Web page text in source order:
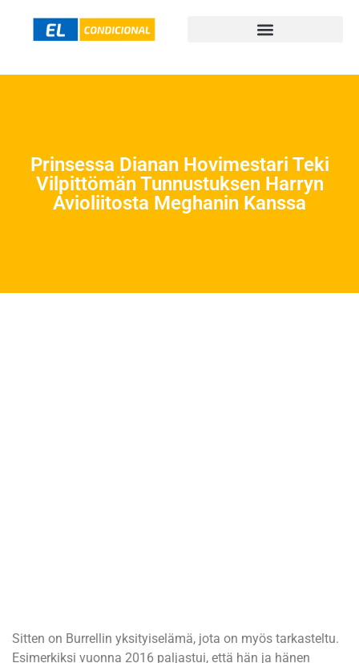
Prinsessa Dianan Hovimestari Teki
Vilpittömän Tunnustuksen Harryn
Avioliitosta Meghanin Kanssa
Sitten on Burrellin yksityiselämä, jota on myös tarkasteltu.
Esimerkiksi vuonna 2016 paljastui, että hän ja hänen